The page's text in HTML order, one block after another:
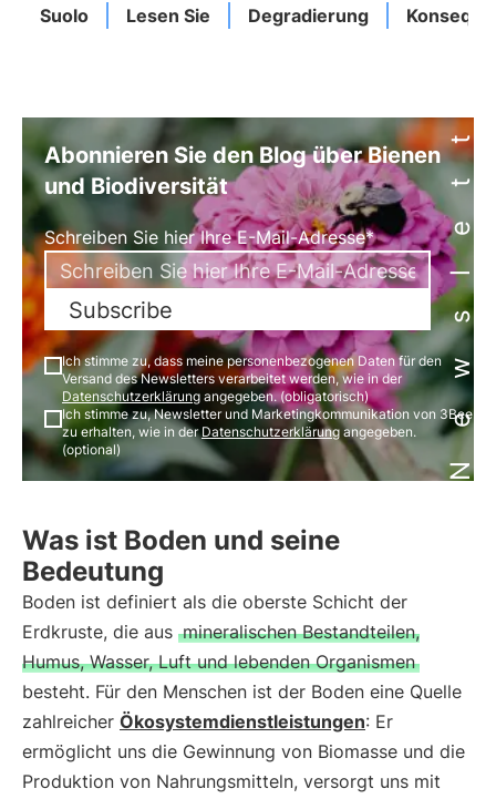
Suolo Lesen Sie Degradierung Newsletter
Abonnieren Sie den Blog über Bienen
und Biodiversität
Schreiben Sie hier Ihre E-Mail-Adresse*
Subscribe
Ich stimme zu, dass meine personenbezogenen Daten für den
Versand des Newsletters verarbeitet werden, wie in der
Datenschutzerklärung angegeben. (obligatorisch)
Ich stimme zu, Newsletter und Marketingkommunikation von 3Bee
zu erhalten, wie in derDatenschutzerklärungangegeben.
(optional)
Was ist Boden und seine
Bedeutung
Boden ist definiert als die oberste Schicht der
Erdkruste, die aus mineralischen Bestandteilen,
Humus, Wasser, Luft und lebenden Organismen
besteht. Für den Menschen ist der Boden eine Quelle
zahlreicher Ökosystemdienstleistungen: Er
ermöglicht uns die Gewinnung von Biomasse und die
Produktion von Nahrungsmitteln, versorgt uns mit